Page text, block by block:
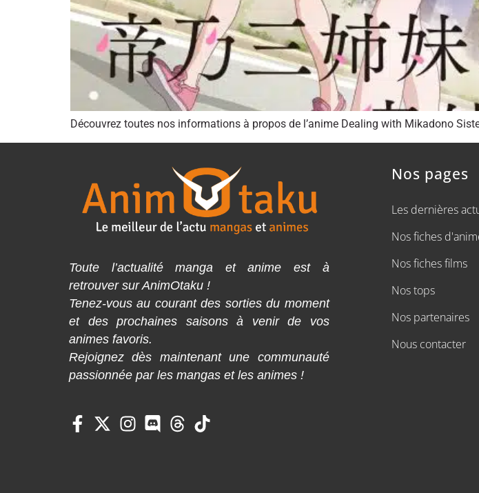
Découvrez toutes nos informations à propos de l’anime Dealing with Mikadono
Toute l’actualité manga et anime est à
retrouver sur AnimOtaku !
Tenez-vous au courant des sorties du moment
et des prochaines saisons à venir de vos
animes favoris.
Rejoignez dès maintenant une communauté
passionnée par les mangas et les animes !
Nos pages
Les dernières
Nos fiches
Nos fiches films
Nos tops
Nos partenaires
Nous contacter